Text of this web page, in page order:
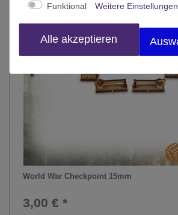
World War Checkpoint 15mm
3,00 € *
Funktional Weitere Einstellungen
Alle akzeptieren